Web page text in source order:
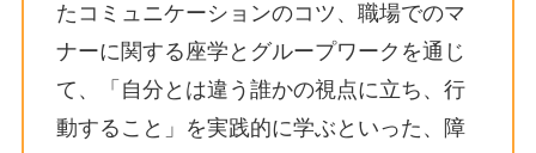
たコミュニケーションのコツ、職場でのマ
ナーに関する座学とグループワークを通じ
て、「自分とは違う誰かの視点に立ち、行
動すること」を実践的に学ぶといった、障